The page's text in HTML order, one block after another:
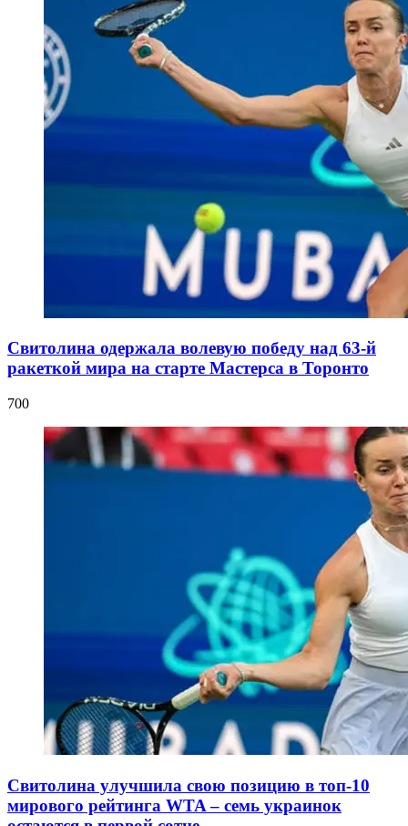
Свитолина одержала волевую победу над 63-й
ракеткой мира на старте Мастерса в Торонто
700
Свитолина улучшила свою позицию в топ-10
мирового рейтинга WTA – семь украинок